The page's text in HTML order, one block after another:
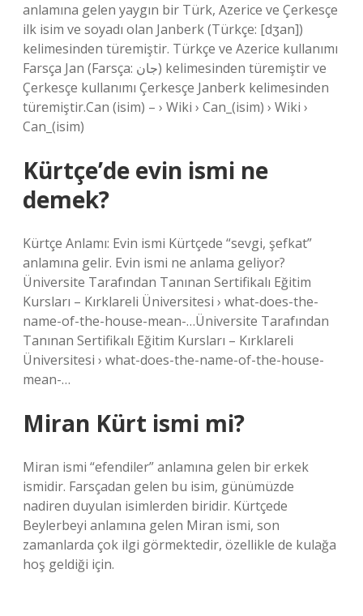
anlamına gelen yaygın bir Türk, Azerice ve Çerkesçe
ilk isim ve soyadı olan Janberk (Türkçe: [dʒan])
kelimesinden türemiştir. Türkçe ve Azerice kullanımı
Farsça Jan (Farsça: جان) kelimesinden türemiştir ve
Çerkesçe kullanımı Çerkesçe Janberk kelimesinden
türemiştir.Can (isim) – › Wiki › Can_(isim) › Wiki ›
Can_(isim)
Kürtçe’de evin ismi ne
demek?
Kürtçe Anlamı: Evin ismi Kürtçede “sevgi, şefkat”
anlamına gelir. Evin ismi ne anlama geliyor?
Üniversite Tarafından Tanınan Sertifikalı Eğitim
Kursları – Kırklareli Üniversitesi › what-does-the-
name-of-the-house-mean-…Üniversite Tarafından
Tanınan Sertifikalı Eğitim Kursları – Kırklareli
Üniversitesi › what-does-the-name-of-the-house-
mean-…
Miran Kürt ismi mi?
Miran ismi “efendiler” anlamına gelen bir erkek
ismidir. Farsçadan gelen bu isim, günümüzde
nadiren duyulan isimlerden biridir. Kürtçede
Beylerbeyi anlamına gelen Miran ismi, son
zamanlarda çok ilgi görmektedir, özellikle de kulağa
hoş geldiği için.